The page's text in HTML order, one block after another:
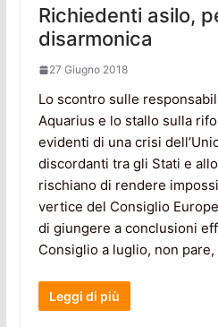
Richiedenti asilo,
disarmonica
27 Giugno 2018
Lo scontro sulle
Aquarius e lo stallo sulla
evidenti di una crisi
discordanti tra gli Stati e
rischiano di rendere
vertice del Consiglio
di giungere a conclusioni
Consiglio a luglio, non
Leggi di più